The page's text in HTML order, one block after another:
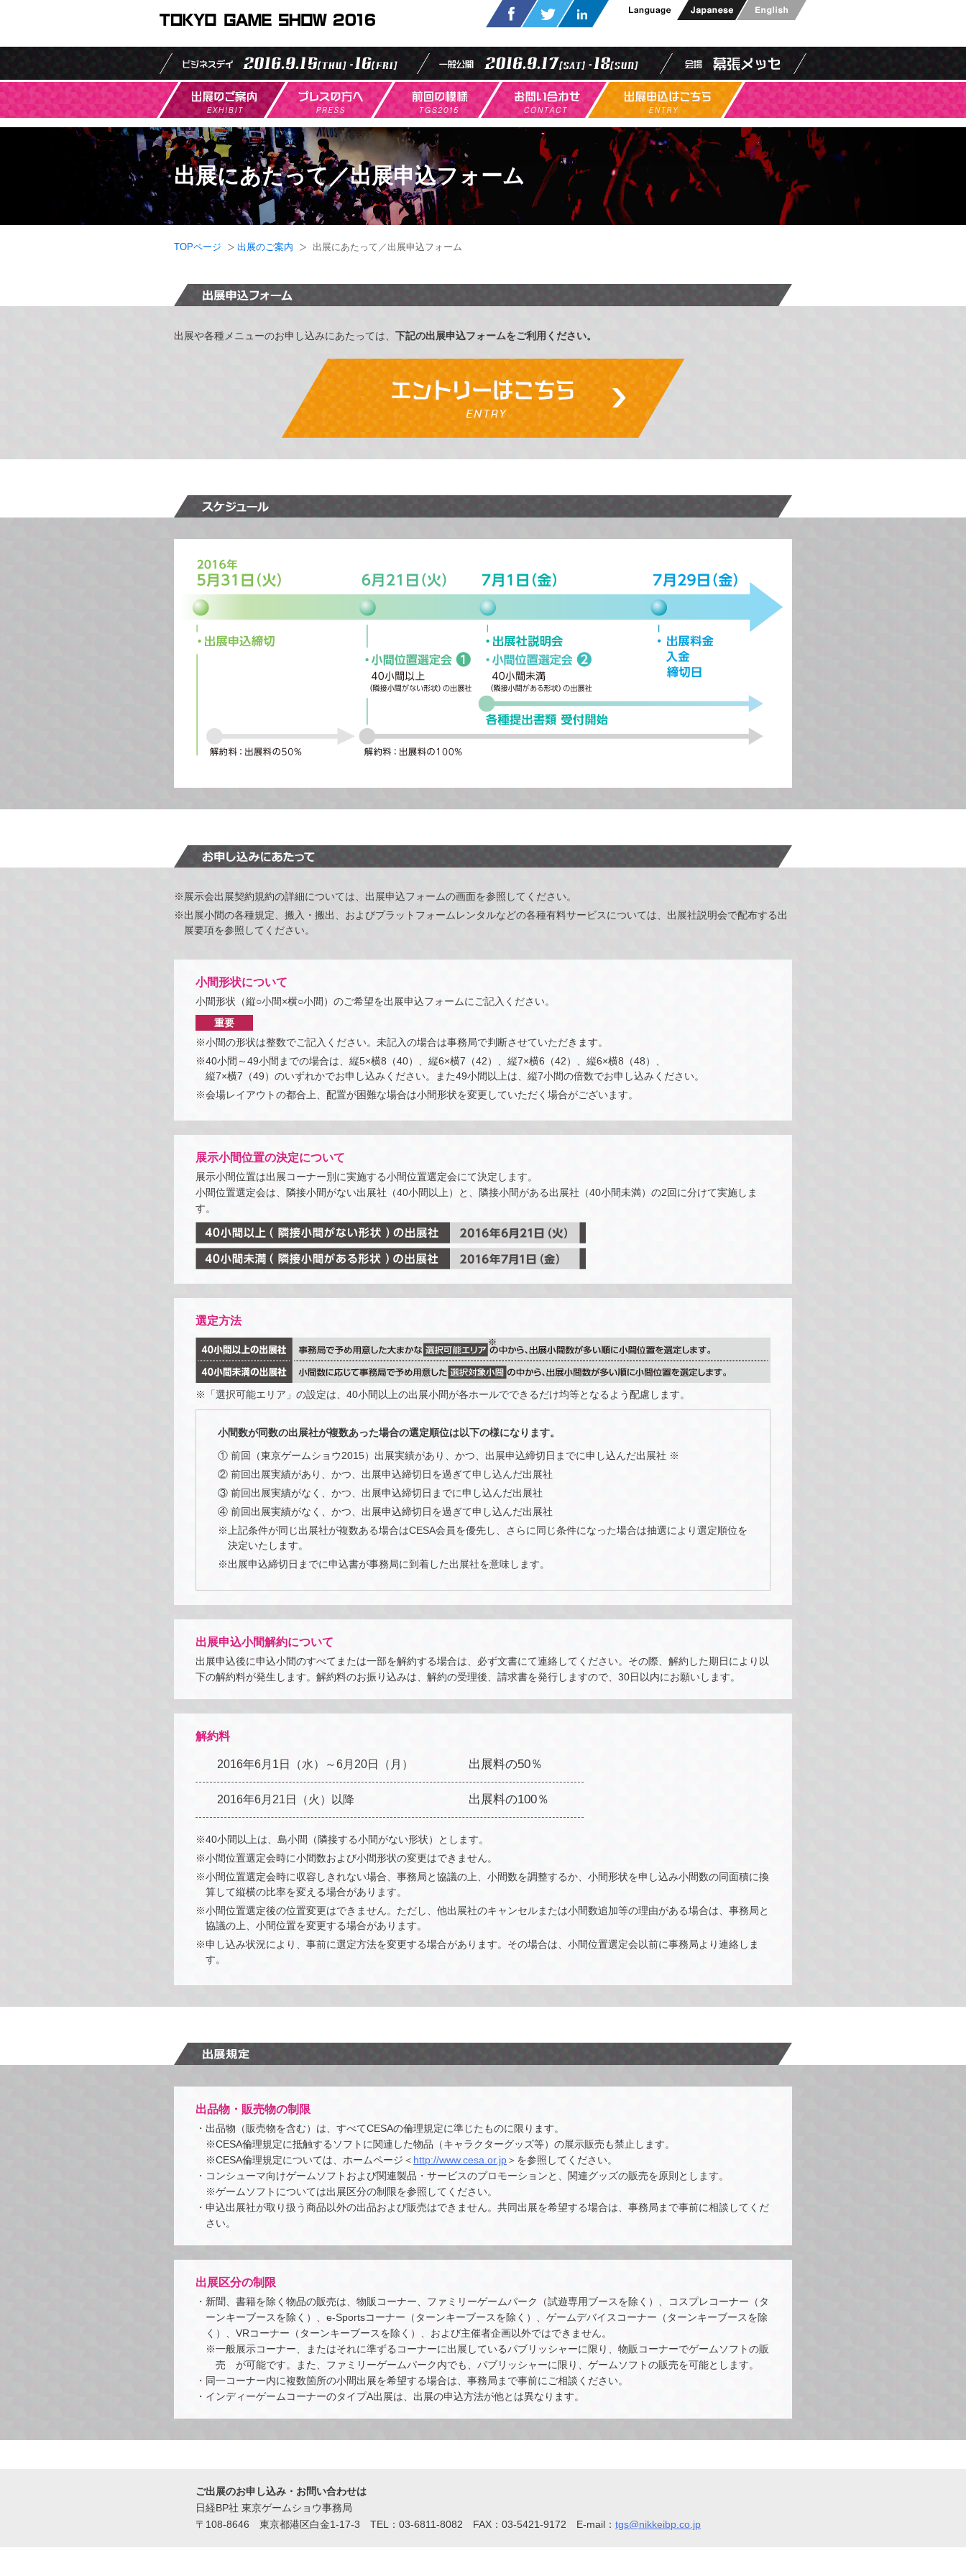
東京ゲームショウ 公式Facebookページ
東京ゲームショウ 公式twitterアカウントページ
東京ゲームショウ Linked In
東京ゲームショウ2016 出展のご案内
プレスの方へ 東京ゲームショウ2015の模様東京ゲームショウ2016についてお問い合わせ東京ゲームショウ2016 出展申込はこちら
出展にあたって／出展申込フォーム
TOPページ 出展のご案内 出展にあたって／出展申込フォーム
出展や各種メニューのお申し込みにあたっては、 下記の出展申込フォームをご利用ください。
※展示会出展契約規約の詳細については、出展申込フォームの画面を参照してください。
※出展小間の各種規定、搬入・搬出、およびプラットフォームレンタルなどの各種有料サービスについては、出展社説明会で配布する出
展要項を参照してください。
小間形状について
小間形状（縦○小間×横○小間）のご希望を出展申込フォームにご記入ください。
重要
※小間の形状は整数でご記入ください。未記入の場合は事務局で判断させていただきます。
※40小間～49小間までの場合は、縦5×横8（40）、縦6×横7（42）、縦7×横6（42）、縦6×横8（48）、
縦7×横7（49）のいずれかでお申し込みください。また49小間以上は、縦7小間の倍数でお申し込みください。
※会場レイアウトの都合上、配置が困難な場合は小間形状を変更していただく場合がございます。
展示小間位置の決定について
展示小間位置は出展コーナー別に実施する小間位置選定会にて決定します。
小間位置選定会は、隣接小間がない出展社（40小間以上）と、隣接小間がある出展社（40小間未満）の2回に分けて実施しま
す。
選定方法
※「選択可能エリア」の設定は、40小間以上の出展小間が各ホールでできるだけ均等となるよう配慮します。
小間数が同数の出展社が複数あった場合の選定順位は以下の様になります。
① 前回（東京ゲームショウ2015）出展実績があり、かつ、出展申込締切日までに申し込んだ出展社 ※
② 前回出展実績があり、かつ、出展申込締切日を過ぎて申し込んだ出展社
③ 前回出展実績がなく、かつ、出展申込締切日までに申し込んだ出展社
④ 前回出展実績がなく、かつ、出展申込締切日を過ぎて申し込んだ出展社
※上記条件が同じ出展社が複数ある場合はCESA会員を優先し、さらに同じ条件になった場合は抽選により選定順位を
決定いたします。
※出展申込締切日までに申込書が事務局に到着した出展社を意味します。
出展申込小間解約について
出展申込後に申込小間のすべてまたは一部を解約する場合は、必ず文書にて連絡してください。その際、解約した期日により以
下の解約料が発生します。解約料のお振り込みは、解約の受理後、請求書を発行しますので、30日以内にお願いします。
解約料
2016年6月1日（水）～6月20日（月） 出展料の50％
2016年6月21日（火）以降 出展料の100％
※40小間以上は、島小間（隣接する小間がない形状）とします。
※小間位置選定会時に小間数および小間形状の変更はできません。
※小間位置選定会時に収容しきれない場合、事務局と協議の上、小間数を調整するか、小間形状を申し込み小間数の同面積に換
算して縦横の比率を変える場合があります。
※小間位置選定後の位置変更はできません。ただし、他出展社のキャンセルまたは小間数追加等の理由がある場合は、事務局と
協議の上、小間位置を変更する場合があります。
※申し込み状況により、事前に選定方法を変更する場合があります。その場合は、小間位置選定会以前に事務局より連絡しま
す。
出品物・販売物の制限
・出品物（販売物を含む）は、すべてCESAの倫理規定に準じたものに限ります。
※CESA倫理規定に抵触するソフトに関連した物品（キャラクターグッズ等）の展示販売も禁止します。
※CESA倫理規定については、ホームページ＜ http://www.cesa.or.jp＞を参照してください。
・コンシューマ向けゲームソフトおよび関連製品・サービスのプロモーションと、関連グッズの販売を原則とします。
※ゲームソフトについては出展区分の制限を参照してください。
・申込出展社が取り扱う商品以外の出品および販売はできません。共同出展を希望する場合は、事務局まで事前に相談してくだ
さい。
出展区分の制限
・新聞、書籍を除く物品の販売は、物販コーナー、ファミリーゲームパーク（試遊専用ブースを除く）、コスプレコーナー（タ
ーンキーブースを除く）、e-Sportsコーナー（ターンキーブースを除く）、ゲームデバイスコーナー（ターンキーブースを除
く）、VRコーナー（ターンキーブースを除く）、および主催者企画以外ではできません。
※一般展示コーナー、またはそれに準ずるコーナーに出展しているパブリッシャーに限り、物販コーナーでゲームソフトの販
売 が可能です。また、ファミリーゲームパーク内でも、パブリッシャーに限り、ゲームソフトの販売を可能とします。
・同一コーナー内に複数箇所の小間出展を希望する場合は、事務局まで事前にご相談ください。
・インディーゲームコーナーのタイプA出展は、出展の申込方法が他とは異なります。
ご出展のお申し込み・お問い合わせは
日経BP社 東京ゲームショウ事務局
〒108-8646 東京都港区白金1-17-3 TEL：03-6811-8082 FAX：03-5421-9172 E-mail： tgs@nikkeibp.co.jp